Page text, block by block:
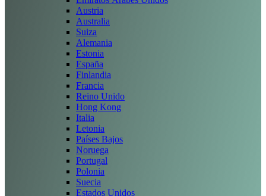
Austria
Australia
Suiza
Alemania
Estonia
España
Finlandia
Francia
Reino Unido
Hong Kong
Italia
Letonia
Países Bajos
Noruega
Portugal
Polonia
Suecia
Estados Unidos